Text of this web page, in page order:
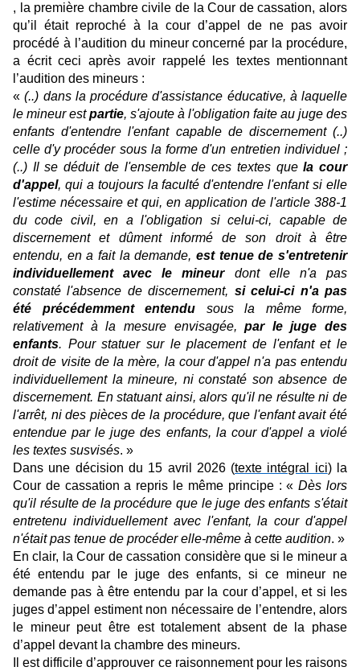
, la première chambre civile de la Cour de cassation, alors
qu’il était reproché à la cour d’appel de ne pas avoir
procédé à l’audition du mineur concerné par la procédure,
a écrit ceci après avoir rappelé les textes mentionnant
l’audition des mineurs :
«(..) dans la procédure d'assistance éducative, à laquelle
le mineur estpartie, s'ajoute à l'obligation faite au juge des
enfants d'entendre l'enfant capable de discernement (..)
celle d'y procéder sous la forme d'un entretien individuel ;
(..) Il se déduit de l'ensemble de ces textes quela cour
d'appel, qui a toujours la faculté d'entendre l'enfant si elle
l'estime nécessaire et qui, en application de l'article 388-1
du code civil, en a l'obligation si celui-ci, capable de
discernement et dûment informé de son droit à être
entendu, en a fait la demande, est tenue de s'entretenir
individuellement avec le mineurdont elle n'a pas
constaté l'absence de discernement, si celui-ci n'a pas
été précédemment entendu sous la même forme,
relativement à la mesure envisagée,par le juge des
enfants. Pour statuer sur le placement de l'enfant et le
droit de visite de la mère, la cour d'appel n'a pas entendu
individuellement la mineure, ni constaté son absence de
discernement. En statuant ainsi, alors qu'il ne résulte ni de
l'arrêt, ni des pièces de la procédure, que l'enfant avait été
entendue par le juge des enfants, la cour d'appel a violé
les textes susvisés. »
Dans une décision du 15 avril 2026 (texte intégral ici) la
Cour de cassation a repris le même principe : «Dès lors
qu'il résulte de la procédure que le juge des enfants s'était
entretenu individuellement avec l'enfant, la cour d'appel
n'était pas tenue de procéder elle-même à cette audition. »
En clair, la Cour de cassation considère que si le mineur a
été entendu par le juge des enfants, si ce mineur ne
demande pas à être entendu par la cour d’appel, et si les
juges d’appel estiment non nécessaire de l’entendre, alors
le mineur peut être est totalement absent de la phase
d’appel devant la chambre des mineurs.
Il est difficile d’approuver ce raisonnement pour les raisons